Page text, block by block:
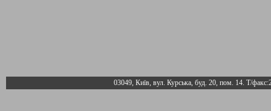
03049, Київ, вул. Курська, буд. 20, пом. 14. Т/